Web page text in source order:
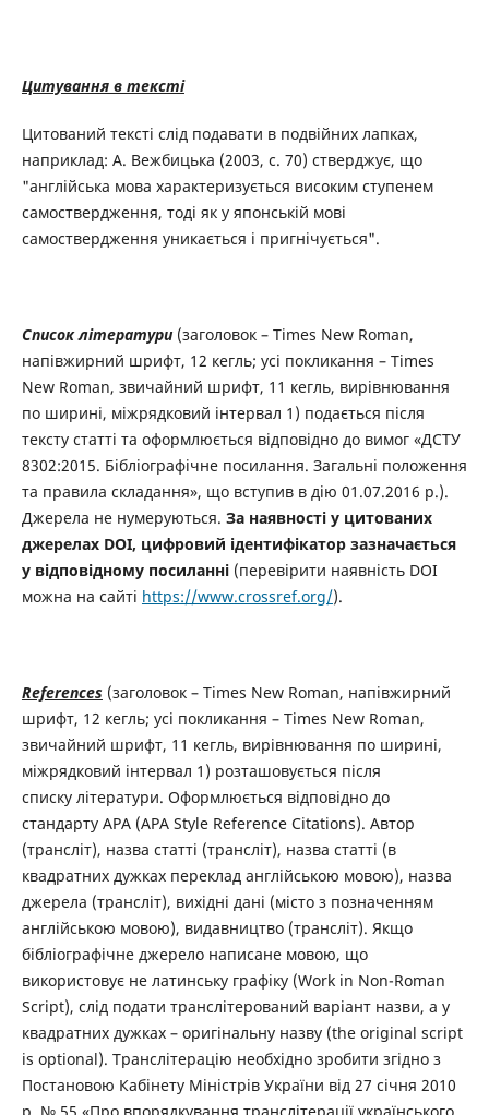
Цитування в тексті
Цитований тексті слід подавати в подвійних лапках,
наприклад: А. Вежбицька (2003, с. 70) стверджує, що
"англійська мова характеризується високим ступенем
самоствердження, тоді як у японській мові
самоствердження уникається і пригнічується".
Список літератури(заголовок – Times New Roman,
напівжирний шрифт, 12 кегль; усі покликання – Times
New Roman, звичайний шрифт, 11 кегль, вирівнювання
по ширині, міжрядковий інтервал 1) подається після
тексту статті та оформлюється відповідно до вимог «ДСТУ
8302:2015. Бібліографічне посилання. Загальні положення
та правила складання», що вступив в дію 01.07.2016 р.).
Джерела не нумеруються. За наявності у цитованих
джерелах DOI, цифровий ідентифікатор зазначається
у відповідному посиланні(перевірити наявність DOI
можна на сайті https://www.crossref.org/).
References(заголовок – Times New Roman, напівжирний
шрифт, 12 кегль; усі покликання – Times New Roman,
звичайний шрифт, 11 кегль, вирівнювання по ширині,
міжрядковий інтервал 1) розташовується після
списку літератури. Оформлюється відповідно до
стандарту АРА (APA Style Reference Citations). Автор
(трансліт), назва статті (трансліт), назва статті (в
квадратних дужках переклад англійською мовою), назва
джерела (трансліт), вихідні дані (місто з позначенням
англійською мовою), видавництво (трансліт). Якщо
бібліографічне джерело написане мовою, що
використовує не латинську графіку (Work in Non-Roman
Script), слід подати транслітерований варіант назви, а у
квадратних дужках – оригінальну назву (the original script
is optional). Транслітерацію необхідно зробити згідно з
Постановою Кабінету Міністрів України від 27 січня 2010